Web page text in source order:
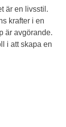
är en livsstil.
krafter i en
är avgörande.
i att skapa en